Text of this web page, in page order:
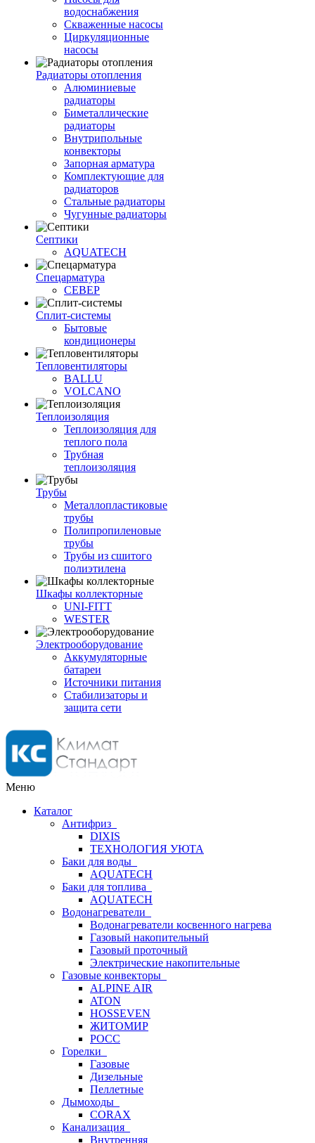
водоснабжения
Скваженные насосы
Циркуляционные
насосы
Радиаторы отопления
Алюминиевые
радиаторы
Биметаллические
радиаторы
Внутрипольные
конвекторы
Запорная арматура
Комплектующие для
радиаторов
Стальные радиаторы
Чугунные радиаторы
Септики
AQUATECH
Спецарматура
СЕВЕР
Сплит-системы
Бытовые
кондиционеры
Тепловентиляторы
BALLU
VOLCANO
Теплоизоляция
Теплоизоляция для
теплого пола
Трубная
теплоизоляция
Трубы
Металлопластиковые
трубы
Полипропиленовые
трубы
Трубы из сшитого
полиэтилена
Шкафы коллекторные
UNI-FITT
WESTER
Электрооборудование
Аккумуляторные
батареи
Источники питания
Стабилизаторы и
защита сети
Меню
Каталог
Антифриз
DIXIS
ТЕХНОЛОГИЯ УЮТА
Баки для воды
AQUATECH
Баки для топлива
AQUATECH
Водонагреватели
Водонагреватели косвенного нагрева
Газовый накопительный
Газовый проточный
Электрические накопительные
Газовые конвекторы
ALPINE AIR
ATON
HOSSEVEN
ЖИТОМИР
РОСС
Горелки
Газовые
Дизельные
Пеллетные
Дымоходы
CORAX
Канализация
Внутренняя